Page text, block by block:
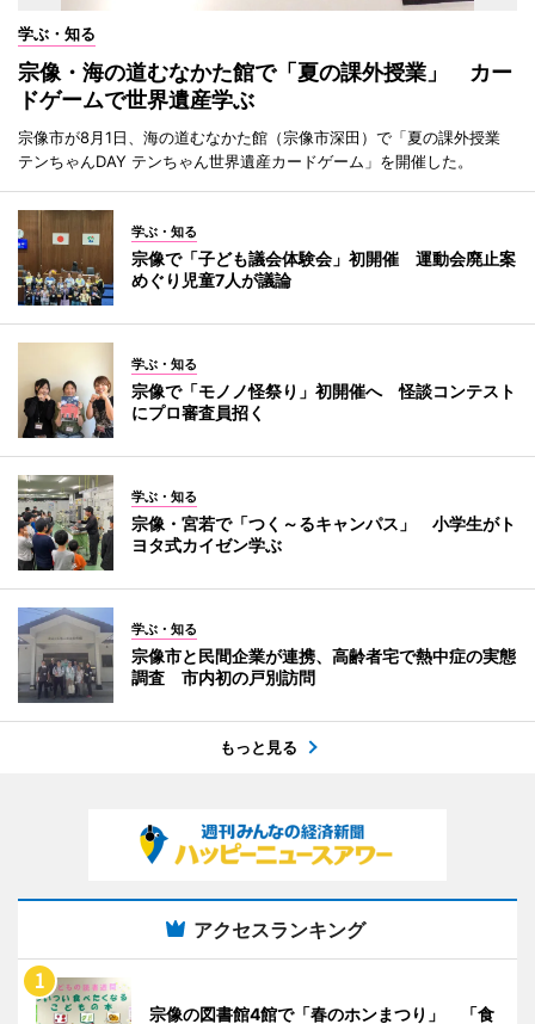
学ぶ・知る
宗像・海の道むなかた館で「夏の課外授業」 カー
ドゲームで世界遺産学ぶ
宗像市が8月1日、海の道むなかた館（宗像市深田）で「夏の課外授業
テンちゃんDAY テンちゃん世界遺産カードゲーム」を開催した。
学ぶ・知る
宗像で「子ども議会体験会」初開催 運動会廃止案
めぐり児童7人が議論
学ぶ・知る
宗像で「モノノ怪祭り」初開催へ 怪談コンテスト
にプロ審査員招く
学ぶ・知る
宗像・宮若で「つく～るキャンパス」 小学生がト
ヨタ式カイゼン学ぶ
学ぶ・知る
宗像市と民間企業が連携、高齢者宅で熱中症の実態
調査 市内初の戸別訪問
もっと見る
アクセスランキング
宗像の図書館4館で「春のホンまつり」 「食